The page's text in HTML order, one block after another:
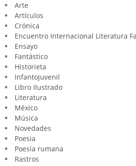
Arte
Artículos
Crónica
Encuentro Internacional Literatura
Ensayo
Fantástico
Historieta
Infantojuvenil
Libro Ilustrado
Literatura
México
Música
Novedades
Poesia
Poesía rumana
Rastros